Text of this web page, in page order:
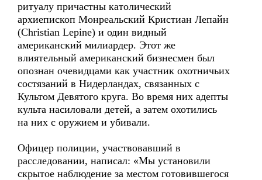
ритуалу причастны католический
архиепископ Монреальский Кристиан Лепайн
(Christian Lepine) и один видный
американский милиардер. Этот же
влиятельный американский бизнесмен был
опознан очевидцами как участник охотничьих
состязаний в Нидерландах, связанных с
Культом Девятого круга. Во время них адепты
культа насиловали детей, а затем охотились
на них с оружием и убивали.
Офицер полиции, участвовавший в
расследовании, написал: «Мы установили
скрытое наблюдение за местом готовившегося